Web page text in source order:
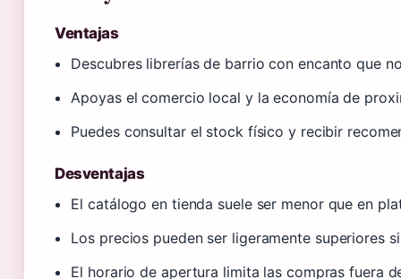
Ventajas
Descubres librerías de barrio con encanto que
Apoyas el comercio local y la economía de
Puedes consultar el stock físico y recibir
Desventajas
El catálogo en tienda suele ser menor que en
Los precios pueden ser ligeramente superiores
El horario de apertura limita las compras fuera